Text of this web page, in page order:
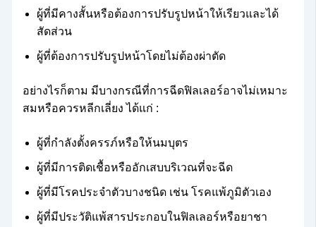
ผู้ที่มีคางสั้นหรือต้องการปรับรูปหน้าให้เรียวและได้
สัดส่วน
ผู้ที่ต้องการปรับรูปหน้าโดยไม่ต้องผ่าตัด
อย่างไรก็ตาม มีบางกรณีที่การฉีดฟิลเลอร์อาจไม่เหมาะ
สมหรือควรหลีกเลี่ยง ได้แก่ :
ผู้ที่กำลังตั้งครรภ์หรือให้นมบุตร
ผู้ที่มีการติดเชื้อหรืออักเสบบริเวณที่จะฉีด
ผู้ที่มีโรคประจำตัวบางชนิด เช่น โรคแพ้ภูมิตัวเอง
ผู้ที่มีประวัติแพ้สารประกอบในฟิลเลอร์หรือยาชา